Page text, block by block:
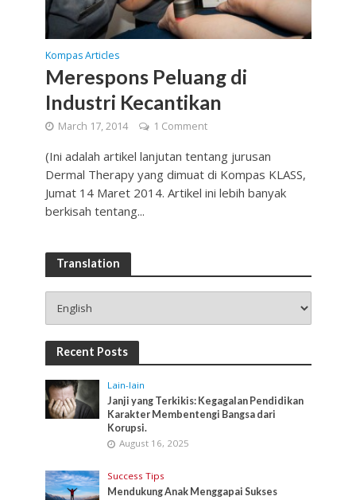
Kompas Articles
Merespons Peluang di
Industri Kecantikan
March 17, 2014 1 Comment
(Ini adalah artikel lanjutan tentang jurusan
Dermal Therapy yang dimuat di Kompas KLASS,
Jumat 14 Maret 2014. Artikel ini lebih banyak
berkisah tentang...
Translation
Recent Posts
Lain-lain
Janji yang Terkikis: Kegagalan Pendidikan
Karakter Membentengi Bangsa dari
Korupsi.
August 16, 2025
Success Tips
Mendukung Anak Menggapai Sukses